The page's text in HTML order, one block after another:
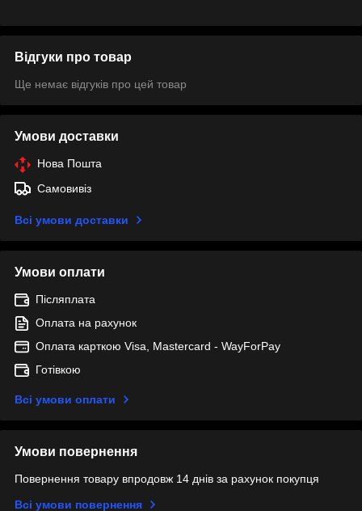
Відгуки про товар
Ще немає відгуків про цей товар
Умови доставки
Нова Пошта
Самовивіз
Всі умови доставки
Умови оплати
Післяплата
Оплата на рахунок
Оплата карткою Visa, Mastercard - WayForPay
Готівкою
Всі умови оплати
Умови повернення
Повернення товару впродовж 14 днів за рахунок покупця
Всі умови повернення